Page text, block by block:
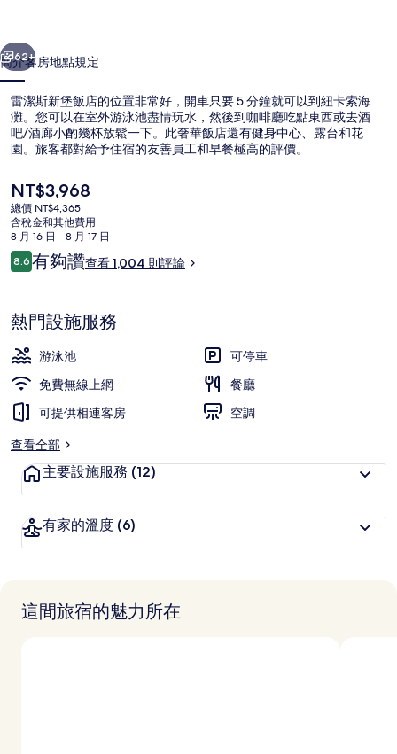
的
相
片
集
個 下一個
62+
簡介客房地點規定
雷潔斯新堡飯店的位置非常好，開車只要 5 分鐘就可以到紐卡索海
灘。您可以在室外游泳池盡情玩水，然後到咖啡廳吃點東西或去酒
吧/酒廊小酌幾杯放鬆一下。此奢華飯店還有健身中心、露台和花
園。旅客都對給予住宿的友善員工和早餐極高的評價。
目
前
的
價
格
是
NT$3,968
總價 NT$4,365
含稅金和其他費用
8 月 16 日 - 8 月 17 日
評
論
8.68.6 分，滿分 10 分，
有夠讚查看 1,004 則評論
熱門設施服務
游泳池
可停車
免費無線上網
餐廳
可提供相連客房
空調
查看全部
主要設施服務 (12)
有家的溫度 (6)
這間旅宿的魅力所在